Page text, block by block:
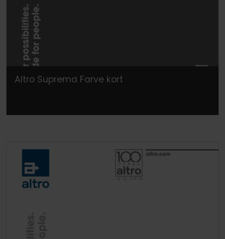
Altro Suprema Farve kort